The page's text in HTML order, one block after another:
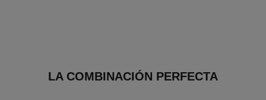
LA COMBINACIÓN PERFECTA